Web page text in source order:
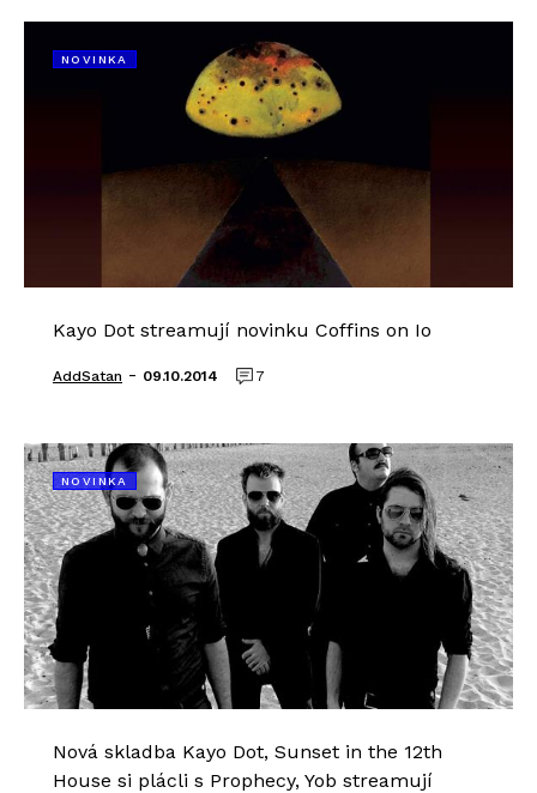
NOVINKA
Kayo Dot streamují novinku Coffins on Io
AddSatan - 09.10.2014 7
NOVINKA
Nová skladba Kayo Dot, Sunset in the 12th
House si plácli s Prophecy, Yob streamují